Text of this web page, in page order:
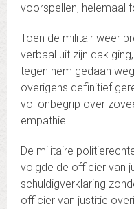
voorspellen, helemaal
Toen de militair weer
verbaal uit zijn dak
tegen hem gedaan
overigens definitief
vol onbegrip over
empathie.
De militaire
volgde de officier van
schuldigverklaring
officier van justitie